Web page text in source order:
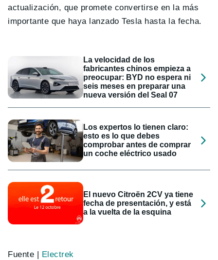
actualización, que promete convertirse en la más
importante que haya lanzado Tesla hasta la fecha.
La velocidad de los
fabricantes chinos empieza a
preocupar: BYD no espera ni
seis meses en preparar una
nueva versión del Seal 07
Los expertos lo tienen claro:
esto es lo que debes
comprobar antes de comprar
un coche eléctrico usado
El nuevo Citroën 2CV ya tiene
fecha de presentación, y está
a la vuelta de la esquina
Fuente | Electrek